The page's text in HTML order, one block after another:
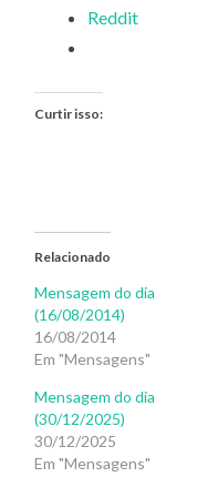
Reddit
Curtir isso:
Relacionado
Mensagem do dia
(16/08/2014)
16/08/2014
Em "Mensagens"
Mensagem do dia
(30/12/2025)
30/12/2025
Em "Mensagens"